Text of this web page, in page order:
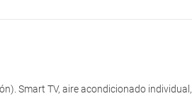
Smart TV, aire acondicionado individual,